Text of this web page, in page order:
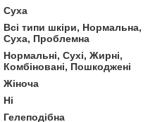
Суха
Всі типи шкіри, Нормальна,
Суха, Проблемна
Нормальні, Сухі, Жирні,
Комбіновані, Пошкоджені
Жіноча
Ні
Гелеподібна